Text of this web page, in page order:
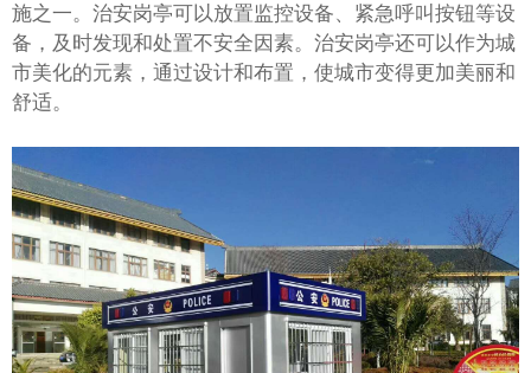
施之一。治安岗亭可以放置监控设备、紧急呼叫按钮等设
备，及时发现和处置不安全因素。治安岗亭还可以作为城
市美化的元素，通过设计和布置，使城市变得更加美丽和
舒适。